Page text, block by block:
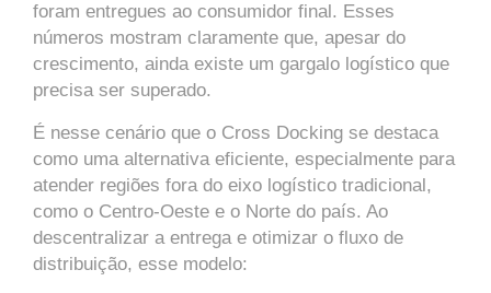
foram entregues ao consumidor final. Esses
números mostram claramente que, apesar do
crescimento, ainda existe um gargalo logístico que
precisa ser superado.
É nesse cenário que o Cross Docking se destaca
como uma alternativa eficiente, especialmente para
atender regiões fora do eixo logístico tradicional,
como o Centro-Oeste e o Norte do país. Ao
descentralizar a entrega e otimizar o fluxo de
distribuição, esse modelo: